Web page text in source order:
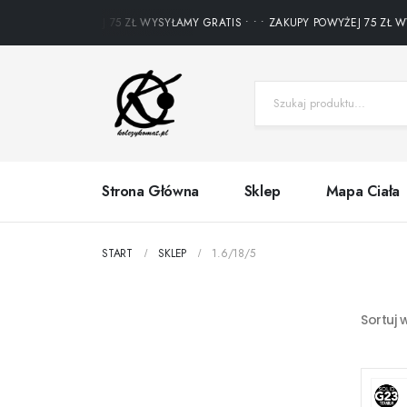
POWYŻEJ 75 ZŁ WYSYŁAMY GRATIS • • • ZAKUPY POWYŻEJ 75 ZŁ
Strona Główna Sklep Mapa Ciała
START SKLEP 1.6/18/5
Sortuj